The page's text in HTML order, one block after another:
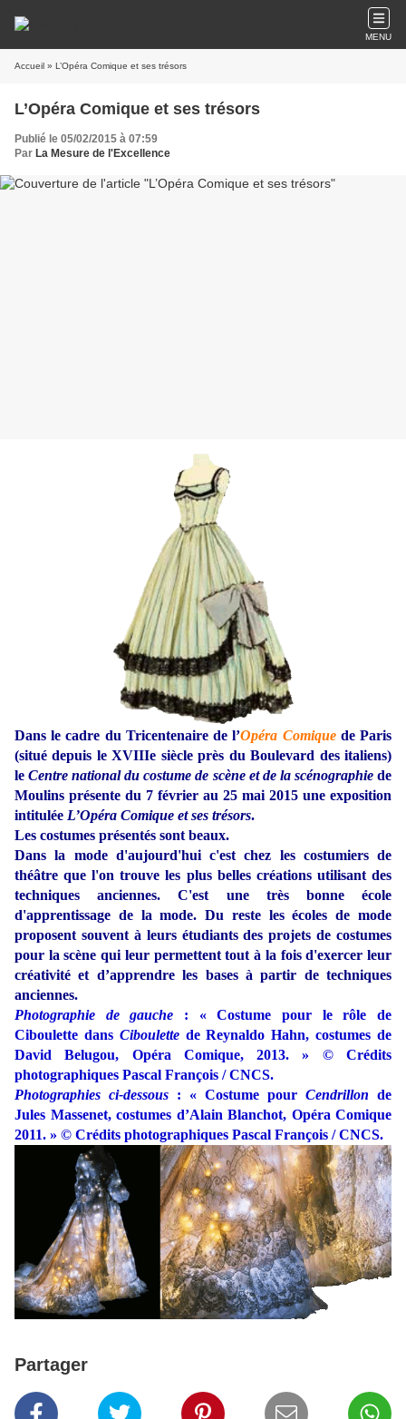
MENU
Accueil » L’Opéra Comique et ses trésors
L’Opéra Comique et ses trésors
Publié le 05/02/2015 à 07:59
Par La Mesure de l'Excellence
Dans le cadre du Tricentenaire de l’Opéra Comiquede Paris
(situé depuis le XVIIIe siècle près du Boulevard des italiens)
leCentre national du costume de scène et de la scénographiede
Moulins présente du 7 février au 25 mai 2015 une exposition
intitulée L’Opéra Comique et ses trésors.
Les costumes présentés sont beaux.
Dans la mode d'aujourd'hui c'est chez les costumiers de
théâtre que l'on trouve les plus belles créations utilisant des
techniques anciennes. C'est une très bonne école
d'apprentissage de la mode. Du reste les écoles de mode
proposent souvent à leurs étudiants des projets de costumes
pour la scène qui leur permettent tout à la fois d'exercer leur
créativité et d’apprendre les bases à partir de techniques
anciennes.
Photographie de gauche : « Costume pour le rôle de
Ciboulette dans Ciboulettede Reynaldo Hahn, costumes de
David Belugou, Opéra Comique, 2013. » © Crédits
photographiques Pascal François / CNCS.
Photographies ci-dessous : « Costume pour Cendrillon de
Jules Massenet, costumes d’Alain Blanchot, Opéra Comique
2011. » © Crédits photographiques Pascal François / CNCS.
Partager